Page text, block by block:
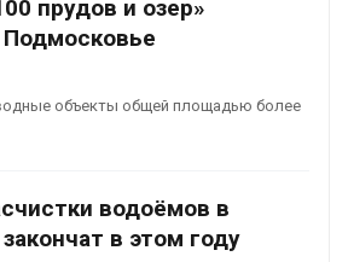
прудов и озер»
объекты общей площадью более
водоёмов в
в этом году